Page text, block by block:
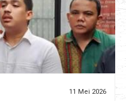
11 Mei 2026